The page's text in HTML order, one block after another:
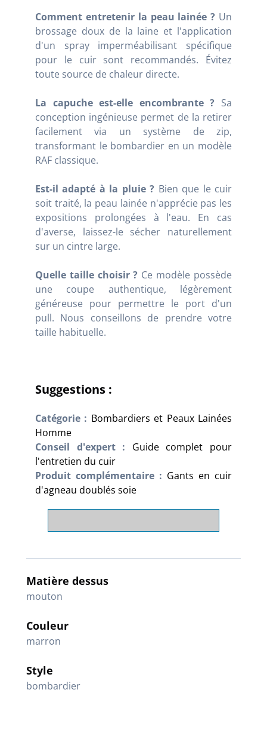
Comment entretenir la peau lainée ? Un
brossage doux de la laine et l'application
d'un spray imperméabilisant spécifique
pour le cuir sont recommandés. Évitez
toute source de chaleur directe.
La capuche est-elle encombrante ? Sa
conception ingénieuse permet de la retirer
facilement via un système de zip,
transformant le bombardier en un modèle
RAF classique.
Est-il adapté à la pluie ? Bien que le cuir
soit traité, la peau lainée n'apprécie pas les
expositions prolongées à l'eau. En cas
d'averse, laissez-le sécher naturellement
sur un cintre large.
Quelle taille choisir ? Ce modèle possède
une coupe authentique, légèrement
généreuse pour permettre le port d'un
pull. Nous conseillons de prendre votre
taille habituelle.
Suggestions :
Catégorie : Bombardiers et Peaux Lainées
Homme
Conseil d'expert :
Guide complet pour
l'entretien du cuir
Produit complémentaire : Gants en cuir
d'agneau doublés soie
Matière dessus
mouton
Couleur
marron
Style
bombardier